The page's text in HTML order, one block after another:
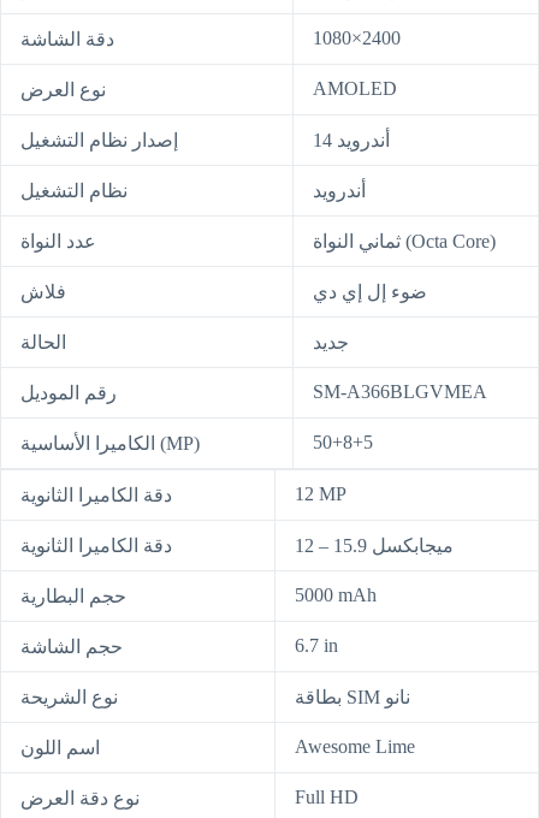
دقة الشاشة 1080×2400
نوع العرض AMOLED
إصدار نظام التشغيل أندرويد 14
نظام التشغيل أندرويد
عدد النواة ثماني النواة (Octa Core)
فلاش ضوء إل إي دي
الحالة جديد
رقم الموديل SM-A366BLGVMEA
الكاميرا الأساسية (MP) 50+8+5
دقة الكاميرا الثانوية 12 MP
دقة الكاميرا الثانوية 12 – 15.9 ميجابكسل
حجم البطارية 5000 mAh
حجم الشاشة 6.7 in
نوع الشريحة بطاقة SIM نانو
اسم اللون Awesome Lime
نوع دقة العرض Full HD